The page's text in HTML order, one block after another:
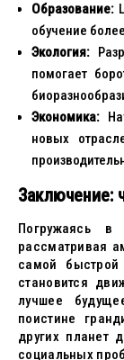
Образование:
обучение
Экология:
помогает
Экономика:
новых
Заключение:
Погружаясь
рассматривая
самой
становится
лучшее
поистине
других планет
социальных